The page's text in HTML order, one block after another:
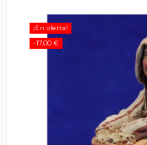
¡En oferta!
-17,00 €